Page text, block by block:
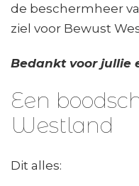
de beschermheer
ziel voor Bewust
Bedankt voor jullie
Een
Westland
Dit alles: